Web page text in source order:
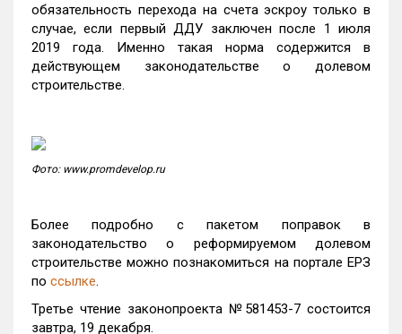
обязательность перехода на счета эскроу только в
случае, если первый ДДУ заключен после 1 июля
2019 года. Именно такая норма содержится в
действующем законодательстве о долевом
строительстве.
Фото: www.promdevelop.ru
Более подробно с пакетом поправок в
законодательство о реформируемом долевом
строительстве можно познакомиться на портале ЕРЗ
по ссылке.
Третье чтение законопроекта №581453-7 состоится
завтра, 19 декабря.